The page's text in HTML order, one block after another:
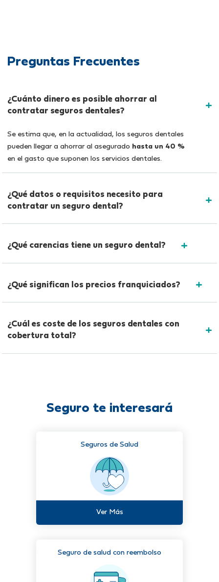
Preguntas Frecuentes
¿Cuánto dinero es posible ahorrar al
contratar seguros dentales?
Se estima que, en la actualidad, los seguros dentales
pueden llegar a ahorrar al asegurado hasta un 40 %
en el gasto que suponen los servicios dentales.
¿Qué datos o requisitos necesito para
contratar un seguro dental?
¿Qué carencias tiene un seguro dental?
¿Qué significan los precios franquiciados?
¿Cuál es coste de los seguros dentales con
cobertura total?
Seguro te interesará
Seguros de Salud
Ver Más
Seguro de salud con reembolso